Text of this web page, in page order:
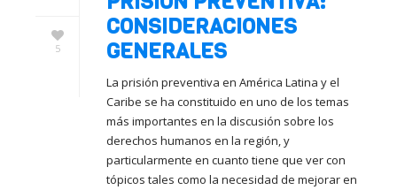
5
CONSIDERACIONES
GENERALES
La prisión preventiva en América Latina y el
Caribe se ha constituido en uno de los temas
más importantes en la discusión sobre los
derechos humanos en la región, y
particularmente en cuanto tiene que ver con
tópicos tales como la necesidad de mejorar en